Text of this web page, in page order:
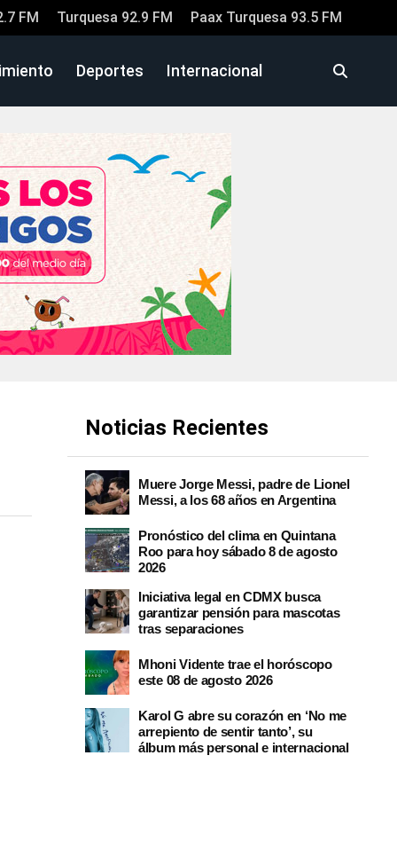
FM Turquesa 92.9 FM Paax Turquesa 93.5 FM
Deportes Internacional
Noticias Recientes
Muere Jorge Messi, padre de Lionel
Messi, a los 68 años en Argentina
Pronóstico del clima en Quintana
Roo para hoy sábado 8 de agosto
2026
Iniciativa legal en CDMX busca
garantizar pensión para mascotas
tras separaciones
Mhoni Vidente trae el horóscopo
este 08 de agosto 2026
Karol G abre su corazón en ‘No me
arrepiento de sentir tanto’, su
álbum más personal e internacional